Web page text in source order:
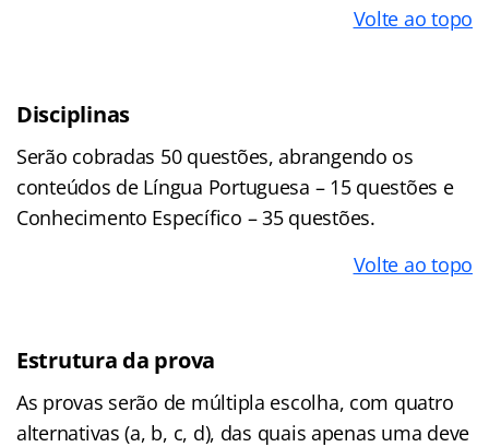
Volte ao topo
Disciplinas
Serão cobradas 50 questões, abrangendo os
conteúdos de Língua Portuguesa – 15 questões e
Conhecimento Específico – 35 questões.
Volte ao topo
Estrutura da prova
As provas serão de múltipla escolha, com quatro
alternativas (a, b, c, d), das quais apenas uma deve